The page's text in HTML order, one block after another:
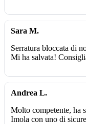
Sara M.
Serratura bloccata di
Mi ha salvata!
Andrea L.
Molto competente, ha
Imola con uno di